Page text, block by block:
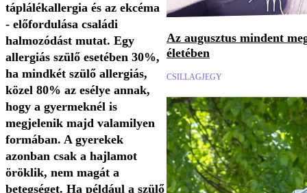
táplálékallergia és az ekcéma
- előfordulása családi
halmozódást mutat. Egy
allergiás szülő esetében 30%,
ha mindkét szülő allergiás,
közel 80% az esélye annak,
hogy a gyermeknél is
megjelenik majd valamilyen
formában. A gyerekek
azonban csak a hajlamot
öröklik, nem magát a
betegséget. Ha például a szülő
Az augusztus mindent
életében
CSILLAGJEGY